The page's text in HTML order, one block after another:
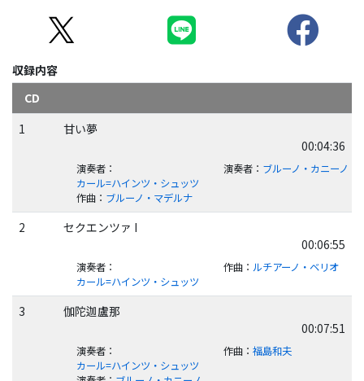
収録内容
CD
1
甘い夢
00:04:36
演奏者：
カール=ハインツ・シュッツ
演奏者： ブルーノ・カニーノ
作曲： ブルーノ・マデルナ
2
セクエンツァ I
00:06:55
演奏者：
カール=ハインツ・シュッツ
作曲： ルチアーノ・ベリオ
3
伽陀迦盧那
00:07:51
演奏者：
カール=ハインツ・シュッツ
作曲： 福島和夫